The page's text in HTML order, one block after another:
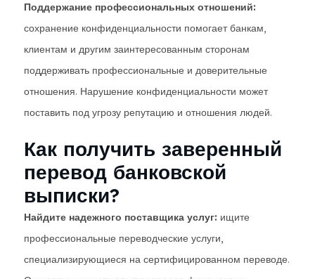
Поддержание профессиональных отношений:
сохранение конфиденциальности помогает банкам,
клиентам и другим заинтересованным сторонам
поддерживать профессиональные и доверительные
отношения. Нарушение конфиденциальности может
поставить под угрозу репутацию и отношения людей.
Как получить заверенный
перевод банковской
выписки?
Найдите надежного поставщика услуг: ищите
профессиональные переводческие услуги,
специализирующиеся на сертифицированном переводе.